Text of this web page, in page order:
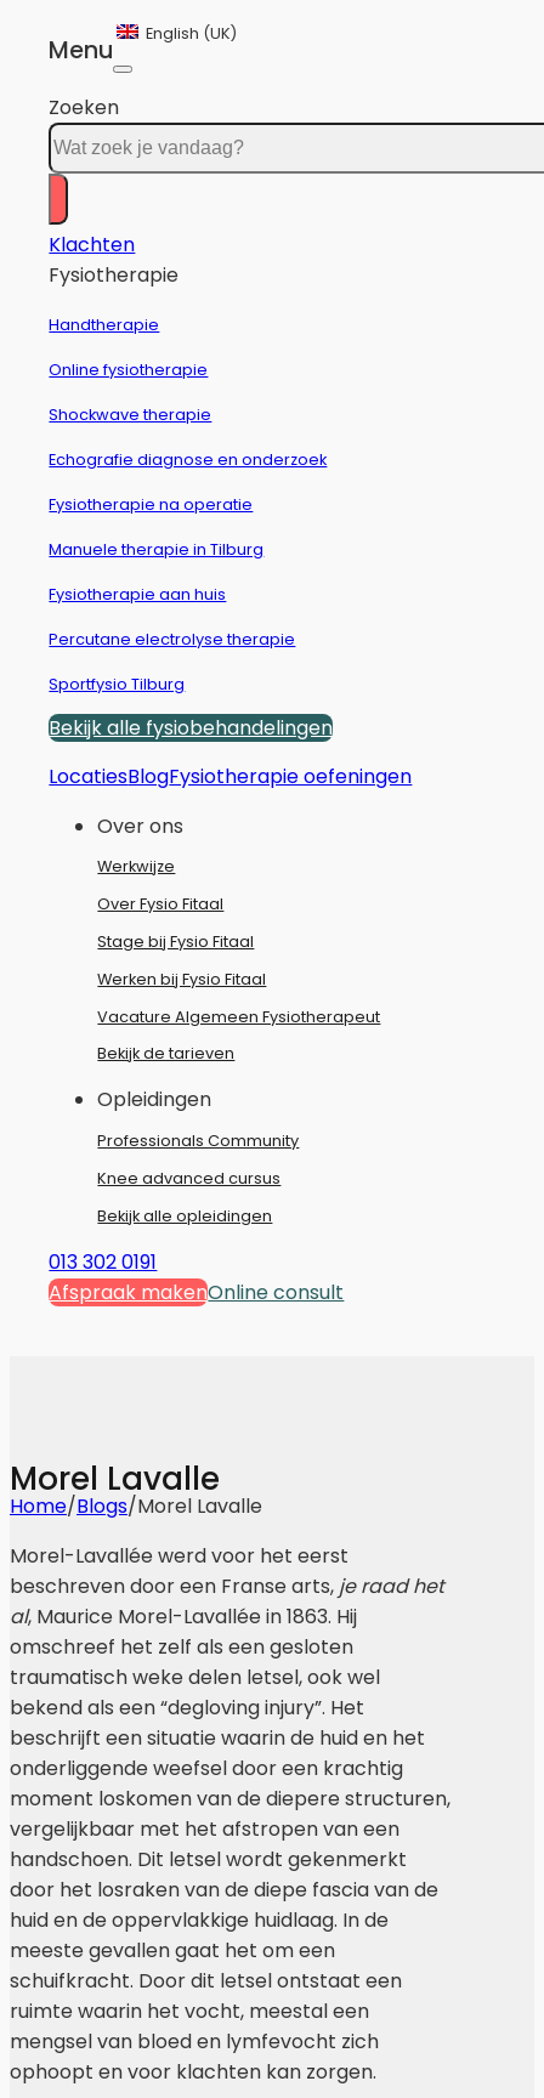
Menu
English (UK)
Zoeken
Klachten
Fysiotherapie
Handtherapie
Online fysiotherapie
Shockwave therapie
Echografie diagnose en onderzoek
Fysiotherapie na operatie
Manuele therapie in Tilburg
Fysiotherapie aan huis
Percutane electrolyse therapie
Sportfysio Tilburg
Bekijk alle fysiobehandelingen
LocatiesBlogFysiotherapie oefeningen
Over ons
Werkwijze
Over Fysio Fitaal
Stage bij Fysio Fitaal
Werken bij Fysio Fitaal
Vacature Algemeen Fysiotherapeut
Bekijk de tarieven
Opleidingen
Professionals Community
Knee advanced cursus
Bekijk alle opleidingen
013 302 0191
Afspraak makenOnline consult
Morel Lavalle
Home/Blogs/Morel Lavalle
Morel-Lavallée werd voor het eerst
beschreven door een Franse arts, je raad het
al, Maurice Morel-Lavallée in 1863. Hij
omschreef het zelf als een gesloten
traumatisch weke delen letsel, ook wel
bekend als een “degloving injury”. Het
beschrijft een situatie waarin de huid en het
onderliggende weefsel door een krachtig
moment loskomen van de diepere structuren,
vergelijkbaar met het afstropen van een
handschoen. Dit letsel wordt gekenmerkt
door het losraken van de diepe fascia van de
huid en de oppervlakkige huidlaag. In de
meeste gevallen gaat het om een
schuifkracht. Door dit letsel ontstaat een
ruimte waarin het vocht, meestal een
mengsel van bloed en lymfevocht zich
ophoopt en voor klachten kan zorgen.